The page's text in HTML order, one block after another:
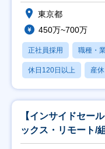
東京都
450万~700万
正社員採用 職種・
休日120日以上 産
【インサイドセー
ックス・リモート/